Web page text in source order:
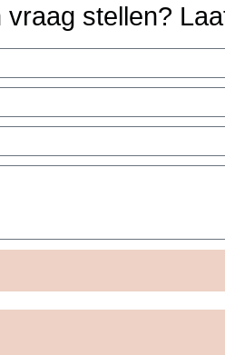
vraag stellen?